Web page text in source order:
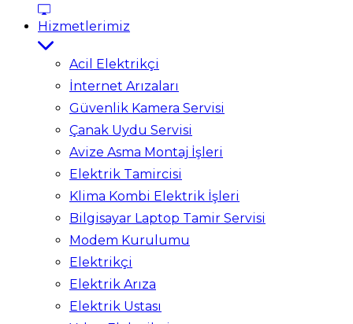
Hizmetlerimiz
Acil Elektrikçi
İnternet Arızaları
Güvenlik Kamera Servisi
Çanak Uydu Servisi
Avize Asma Montaj İşleri
Elektrik Tamircisi
Klima Kombi Elektrik İşleri
Bilgisayar Laptop Tamir Servisi
Modem Kurulumu
Elektrikçi
Elektrik Arıza
Elektrik Ustası